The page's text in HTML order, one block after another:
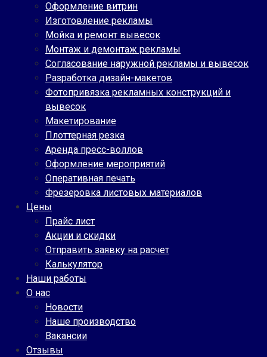
Оформление витрин
Изготовление рекламы
Мойка и ремонт вывесок
Монтаж и демонтаж рекламы
Согласование наружной рекламы и вывесок
Разработка дизайн-макетов
Фотопривязка рекламных конструкций и
вывесок
Макетирование
Плоттерная резка
Аренда пресс-воллов
Оформление мероприятий
Оперативная печать
Фрезеровка листовых материалов
Цены
Прайс лист
Акции и скидки
Отправить заявку на расчет
Калькулятор
Наши работы
О нас
Новости
Наше производство
Вакансии
Отзывы